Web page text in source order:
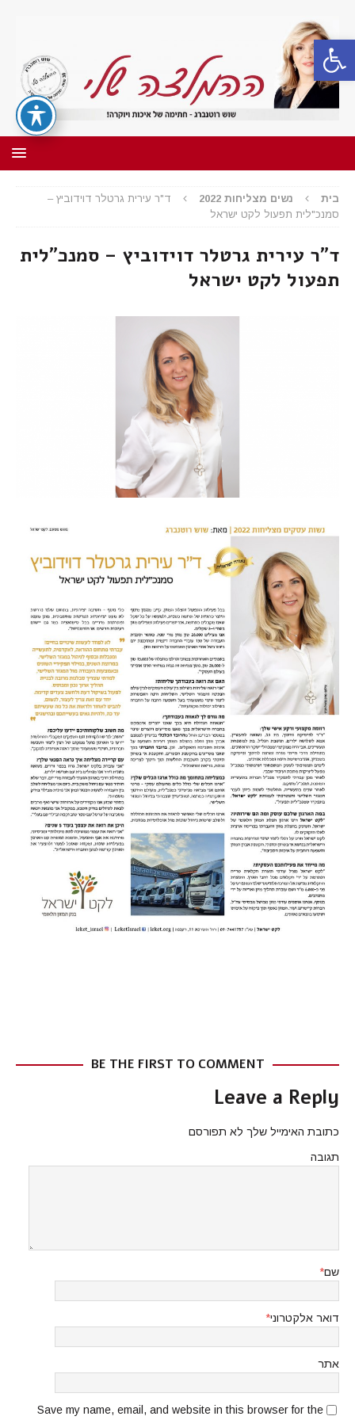
פתח סרגל נגישות
בית נשים מצליחות 2022
ד"ר עירית גרטלר דוידוביץ –
סמנכ"לית תפעול לקט ישראל
ד"ר עירית גרטלר דוידוביץ – סמנכ"לית
תפעול לקט ישראל
BE THE FIRST TO COMMENT
Leave a Reply
כתובת האימייל שלך לא תפורסם
תגובה
שם*
דואר אלקטרוני*
אתר
Save my name, email, and website in this browser for the